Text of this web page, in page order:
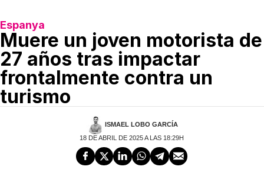
Espanya
Muere un joven motorista de
27 años tras impactar
frontalmente contra un
turismo
ISMAEL LOBO GARCÍA
18 DE ABRIL DE 2025 A LAS 18:29H